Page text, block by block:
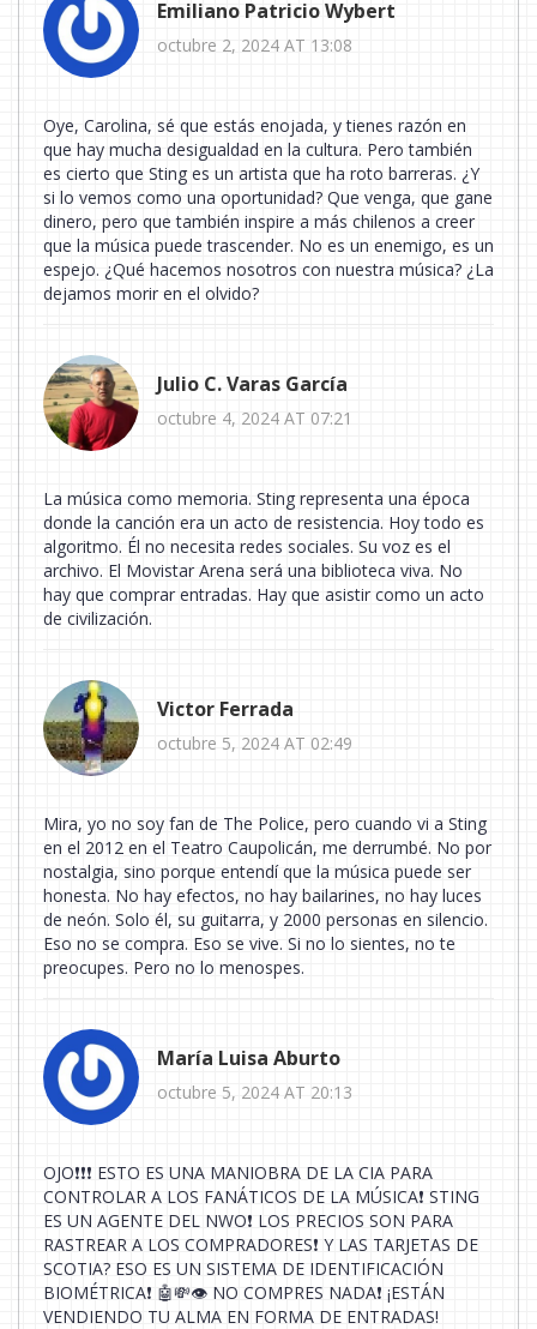
Emiliano Patricio Wybert
octubre 2, 2024 AT 13:08
Oye, Carolina, sé que estás enojada, y tienes razón en
que hay mucha desigualdad en la cultura. Pero también
es cierto que Sting es un artista que ha roto barreras. ¿Y
si lo vemos como una oportunidad? Que venga, que gane
dinero, pero que también inspire a más chilenos a creer
que la música puede trascender. No es un enemigo, es un
espejo. ¿Qué hacemos nosotros con nuestra música? ¿La
dejamos morir en el olvido?
Julio C. Varas García
octubre 4, 2024 AT 07:21
La música como memoria. Sting representa una época
donde la canción era un acto de resistencia. Hoy todo es
algoritmo. Él no necesita redes sociales. Su voz es el
archivo. El Movistar Arena será una biblioteca viva. No
hay que comprar entradas. Hay que asistir como un acto
de civilización.
Victor Ferrada
octubre 5, 2024 AT 02:49
Mira, yo no soy fan de The Police, pero cuando vi a Sting
en el 2012 en el Teatro Caupolicán, me derrumbé. No por
nostalgia, sino porque entendí que la música puede ser
honesta. No hay efectos, no hay bailarines, no hay luces
de neón. Solo él, su guitarra, y 2000 personas en silencio.
Eso no se compra. Eso se vive. Si no lo sientes, no te
preocupes. Pero no lo menospes.
María Luisa Aburto
octubre 5, 2024 AT 20:13
OJO❗️❗️❗️ ESTO ES UNA MANIOBRA DE LA CIA PARA
CONTROLAR A LOS FANÁTICOS DE LA MÚSICA❗️ STING
ES UN AGENTE DEL NWO❗️ LOS PRECIOS SON PARA
RASTREAR A LOS COMPRADORES❗️ Y LAS TARJETAS DE
SCOTIA? ESO ES UN SISTEMA DE IDENTIFICACIÓN
BIOMÉTRICA❗️ 🤖💸👁️ NO COMPRES NADA❗️ ¡ESTÁN
VENDIENDO TU ALMA EN FORMA DE ENTRADAS!